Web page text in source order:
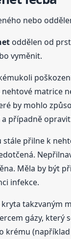
nebo
oddělen od
vyměnit.
matrice
by mohlo
případně
stále přilne k
Měla by být
infekce.
kryta takzvaným
gázy, který
krému